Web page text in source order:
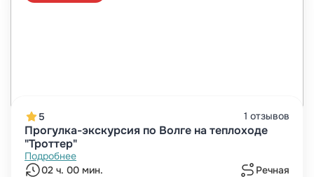
5 1 отзывов
Прогулка-экскурсия по Волге на теплоходе
"Троттер"
Подробнее
02 ч. 00 мин.
Речная